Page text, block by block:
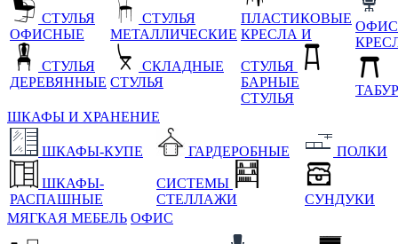
СТУЛЬЯ
ОФИСНЫЕ
СТУЛЬЯ
ДЕРЕВЯННЫЕ
СТУЛЬЯ
МЕТАЛЛИЧЕСКИЕ
СКЛАДНЫЕ
СТУЛЬЯ
ПЛАСТИКОВЫЕ
КРЕСЛА И
СТУЛЬЯ
БАРНЫЕ
СТУЛЬЯ
ШКАФЫ И ХРАНЕНИЕ
ШКАФЫ-КУПЕ
ШКАФЫ-
РАСПАШНЫЕ
ГАРДЕРОБНЫЕ
СИСТЕМЫ
СТЕЛЛАЖИ
ПОЛКИ
СУНДУКИ
МЯГКАЯ МЕБЕЛЬ ОФИС